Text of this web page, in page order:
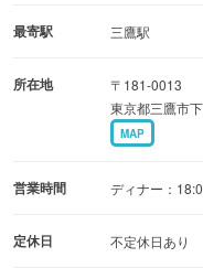
り扱い店
酒好き店主ならではの
ご宴会コースは全品飲
10品4,000円より御用
最寄駅 三鷹駅
所在地
〒181-0013
東京都三鷹市
MAP
営業時間 ディナー：
定休日 不定休日あり